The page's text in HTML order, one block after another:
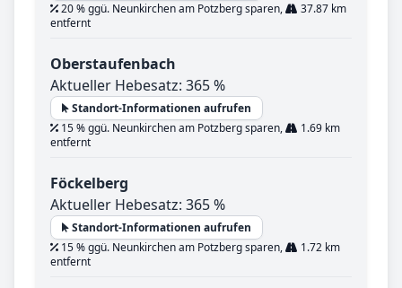
20 % ggü. Neunkirchen am Potzberg sparen,
37.87 km
entfernt
Oberstaufenbach
Aktueller Hebesatz: 365 %
Standort-Informationen aufrufen
15 % ggü. Neunkirchen am Potzberg sparen,
1.69 km
entfernt
Föckelberg
Aktueller Hebesatz: 365 %
Standort-Informationen aufrufen
15 % ggü. Neunkirchen am Potzberg sparen,
1.72 km
entfernt